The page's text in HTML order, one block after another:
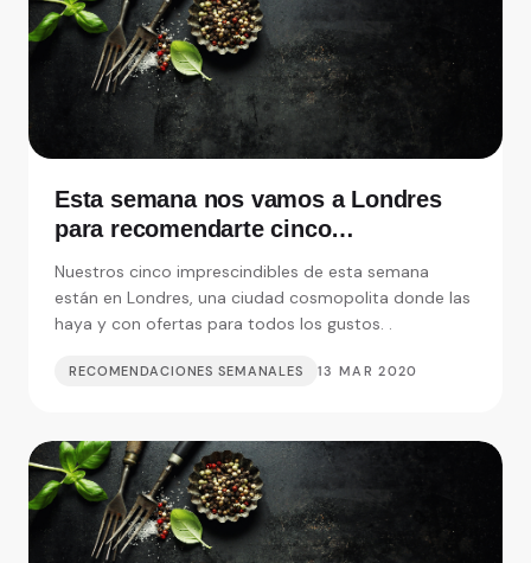
Esta semana nos vamos a Londres
para recomendarte cinco
imprescindibles
Nuestros cinco imprescindibles de esta semana
están en Londres, una ciudad cosmopolita donde las
haya y con ofertas para todos los gustos. .
RECOMENDACIONES SEMANALES 13 MAR 2020